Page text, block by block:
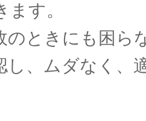
ます。
のときにも困ら
し、ムダなく、